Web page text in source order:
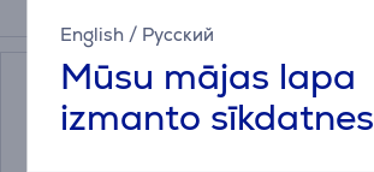
English / Русский
Mūsu mājas lapa
izmanto sīkdatnes
Papildus aksesuāri